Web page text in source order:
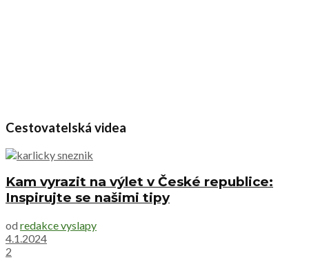
Cestovatelská videa
Kam vyrazit na výlet v České republice:
Inspirujte se našimi tipy
od redakce vyslapy
4.1.2024
2